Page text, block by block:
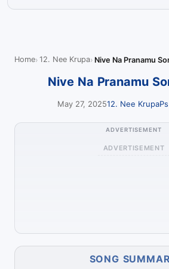
Home 12. Nee Krupa Nive Na Pranamu
Nive Na Pranamu
May 27, 202512. Nee Krupa
ADVERTISEMENT
ADVERTISEMENT
SONG